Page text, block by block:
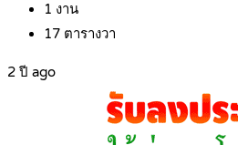
1 งาน
17 ตารางวา
2 ปี ago